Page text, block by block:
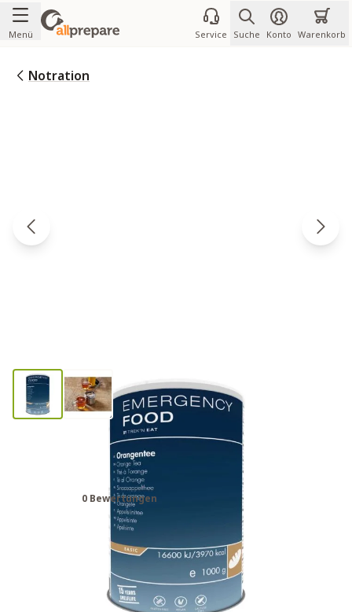
Zum Inhalt springen
Menü Service Suche Konto Warenkorb
Notration
Katadyn Notration Orangentee
0 Bewertungen
Mehr als 10 auf Lager